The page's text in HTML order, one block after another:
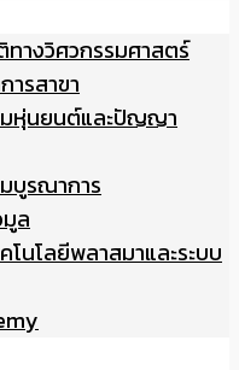
างวิศวกรรมศาสตร์
ารสาขา
มหุ่นยนต์และปัญญา
บูรณาการ
ล
โนโลยีพลาสมาและระบบ